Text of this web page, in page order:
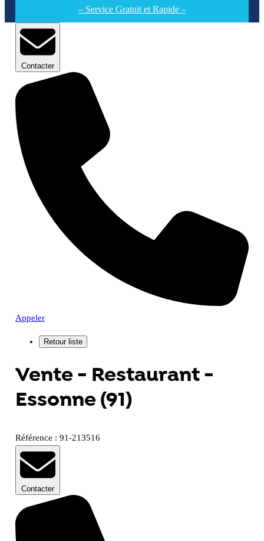
– Service Gratuit et Rapide –
Contacter
Appeler
Vente - Restaurant -
Essonne (91)
Référence : 91-213516
Contacter